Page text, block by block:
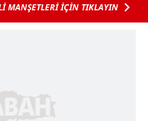
MANŞETLERİ İÇİN TIKLAYIN